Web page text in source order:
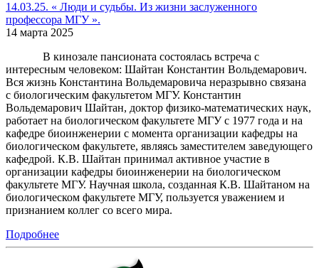
14.03.25. « Люди и судьбы. Из жизни заслуженного
профессора МГУ ».
14 марта 2025
В кинозале пансионата состоялась встреча с
интересным человеком: Шайтан Константин Вольдемарович.
Вся жизнь Константина Вольдемаровича неразрывно связана
с биологическим факультетом МГУ. Константин
Вольдемарович Шайтан, доктор физико-математических наук,
работает на биологическом факультете МГУ с 1977 года и на
кафедре биоинженерии с момента организации кафедры на
биологическом факультете, являясь заместителем заведующего
кафедрой. К.В. Шайтан принимал активное участие в
организации кафедры биоинженерии на биологическом
факультете МГУ. Научная школа, созданная К.В. Шайтаном на
биологическом факультете МГУ, пользуется уважением и
признанием коллег со всего мира.
Подробнее